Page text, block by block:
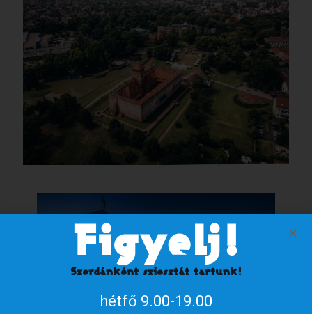
Figyelj!
Szerdánként sziesztát tartunk!
hétfő 9.00-19.00